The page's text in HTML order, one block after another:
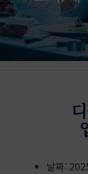
날짜: